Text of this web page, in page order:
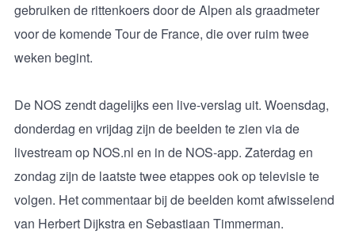
gebruiken de rittenkoers door de Alpen als graadmeter
voor de komende Tour de France, die over ruim twee
weken begint.
De NOS zendt dagelijks een live-verslag uit. Woensdag,
donderdag en vrijdag zijn de beelden te zien via de
livestream op NOS.nl en in de NOS-app. Zaterdag en
zondag zijn de laatste twee etappes ook op televisie te
volgen. Het commentaar bij de beelden komt afwisselend
van Herbert Dijkstra en Sebastiaan Timmerman.